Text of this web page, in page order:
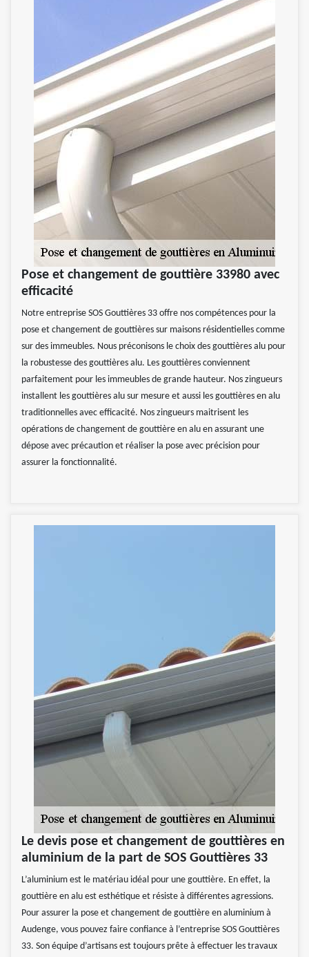
Pose et changement de gouttière 33980 avec
efficacité
Notre entreprise SOS Gouttières 33 offre nos compétences pour la
pose et changement de gouttières sur maisons résidentielles comme
sur des immeubles. Nous préconisons le choix des gouttières alu pour
la robustesse des gouttières alu. Les gouttières conviennent
parfaitement pour les immeubles de grande hauteur. Nos zingueurs
installent les gouttières alu sur mesure et aussi les gouttières en alu
traditionnelles avec efficacité. Nos zingueurs maitrisent les
opérations de changement de gouttière en alu en assurant une
dépose avec précaution et réaliser la pose avec précision pour
assurer la fonctionnalité.
Le devis pose et changement de gouttières en
aluminium de la part de SOS Gouttières 33
L’aluminium est le matériau idéal pour une gouttière. En effet, la
gouttière en alu est esthétique et résiste à différentes agressions.
Pour assurer la pose et changement de gouttière en aluminium à
Audenge, vous pouvez faire confiance à l’entreprise SOS Gouttières
33. Son équipe d’artisans est toujours prête à effectuer les travaux